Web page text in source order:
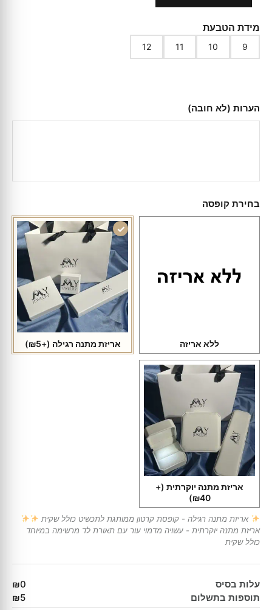
מידת הטבעת
9
10
11
12
הערות (לא חובה)
בחירת קופסה
ללא אריזה אריזת מתנה רגילה (+₪5)
אריזת מתנה יוקרתית (+
₪40)
אריזת מתנה רגילה - קופסת קרטון ממותגת לתכשיט כולל שקית
אריזת מתנה יוקרתית - עשויה מדמוי עור עם תאורת לד מרשימה במיוחד
כולל שקית
עלות בסיס
₪0
תוספות בתשלום
₪5